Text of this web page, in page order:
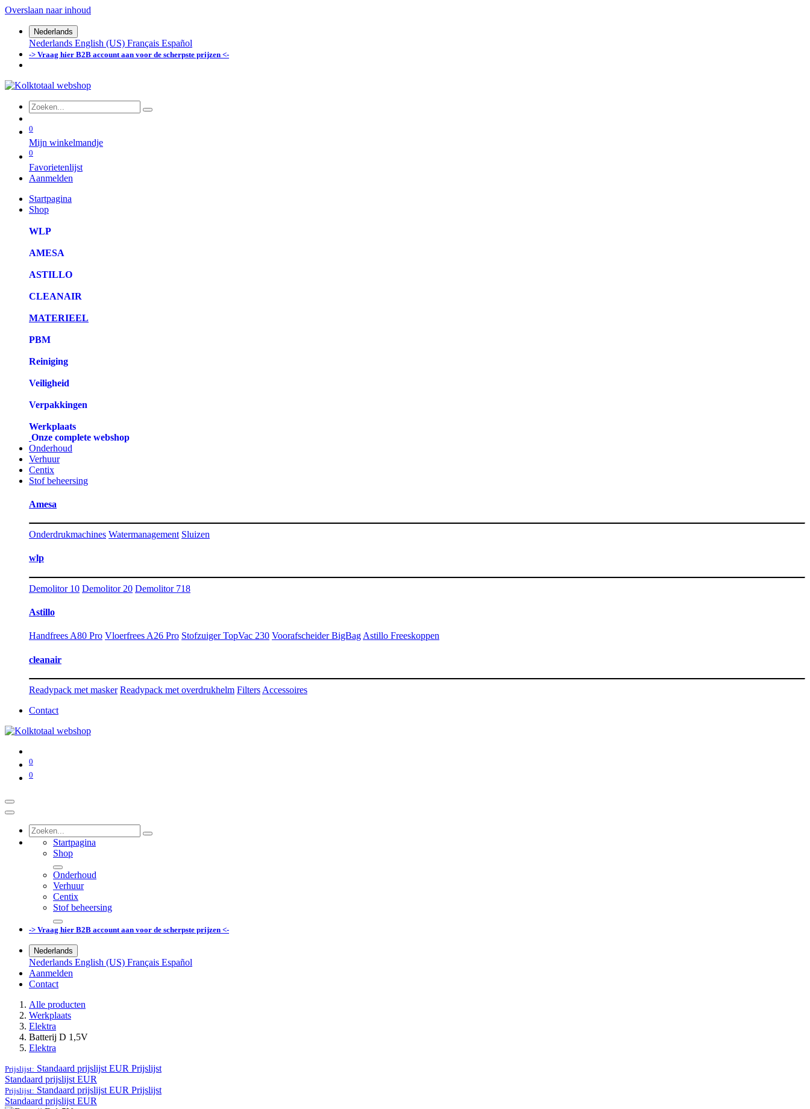
Overslaan naar inhoud
Nederlands
Nederlands English (US) Français Español
-> Vraag hier B2B account aan voor de scherpste prijzen <-
0
Mijn winkelmandje
0
Favorietenlijst
Aanmelden
Startpagina
Shop
WLP
AMESA
ASTILLO
CLEANAIR
MATERIEEL
PBM
Reiniging
Veiligheid
Verpakkingen
Werkplaats
Onze complete webshop
Onderhoud
Verhuur
Centix
Stof beheersing
Amesa
Onderdrukmachines Watermanagement Sluizen
wlp
Demolitor 10 Demolitor 20 Demolitor 718
Astillo
Handfrees A80 Pro Vloerfrees A26 Pro Stofzuiger TopVac 230 Voorafscheider BigBag Astillo Freeskoppen
cleanair
Readypack met masker Readypack met overdrukhelm Filters Accessoires
Contact
0
0
Startpagina
Shop
Onderhoud
Verhuur
Centix
Stof beheersing
-> Vraag hier B2B account aan voor de scherpste prijzen <-
Nederlands
Nederlands English (US) Français Español
Aanmelden
Contact
Alle producten
Werkplaats
Elektra
Batterij D 1,5V
Elektra
Prijslijst: Standaard prijslijst EUR Prijslijst
Standaard prijslijst EUR
Prijslijst: Standaard prijslijst EUR Prijslijst
Standaard prijslijst EUR